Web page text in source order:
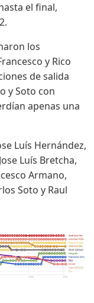
el final,
los
y Rico
de salida
y Soto con
apenas una
Luís Hernández,
Luís Bretcha,
Armano,
Soto y Raul